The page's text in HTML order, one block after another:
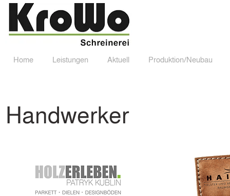
Handwerker
Home Leistungen Aktuell Produktion/
Home Leistungen Aktuell Produktion/Neubau